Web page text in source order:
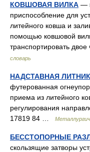
КОВШОВАЯ ВИЛКА —
приспособление для
литейного ковша и
помощью ковшовой
транспортировать
словарь
НАДСТАВНАЯ
футерованная
приема из литейного
регулирования
17819 84 …
БЕССТОПОРНЫЕ
скользящие затворы